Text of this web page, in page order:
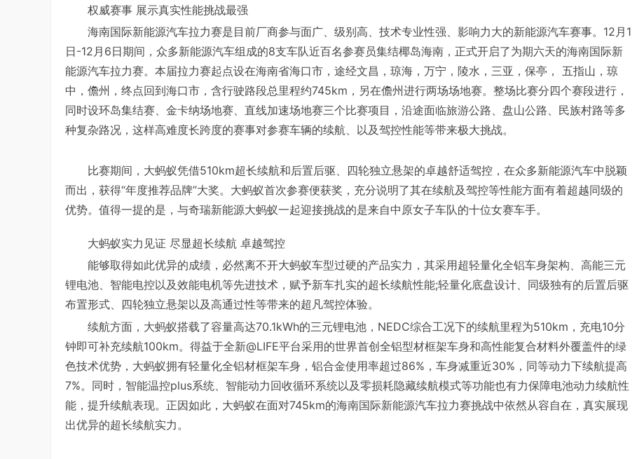
权威赛事 展示真实性能挑战最强
海南国际新能源汽车拉力赛是目前厂商参与面广、级别高、技术专业性强、影响力大的新能源汽车赛事。12月1
日-12月6日期间，众多新能源汽车组成的8支车队近百名参赛员集结椰岛海南，正式开启了为期六天的海南国际新
能源汽车拉力赛。本届拉力赛起点设在海南省海口市，途经文昌，琼海，万宁，陵水，三亚，保亭， 五指山，琼
中，儋州，终点回到海口市，含行驶路段总里程约745km，另在儋州进行两场场地赛。整场比赛分四个赛段进行，
同时设环岛集结赛、金卡纳场地赛、直线加速场地赛三个比赛项目，沿途面临旅游公路、盘山公路、民族村路等多
种复杂路况，这样高难度长跨度的赛事对参赛车辆的续航、以及驾控性能等带来极大挑战。
比赛期间，大蚂蚁凭借510km超长续航和后置后驱、四轮独立悬架的卓越舒适驾控，在众多新能源汽车中脱颖
而出，获得“年度推荐品牌”大奖。大蚂蚁首次参赛便获奖，充分说明了其在续航及驾控等性能方面有着超越同级的
优势。值得一提的是，与奇瑞新能源大蚂蚁一起迎接挑战的是来自中原女子车队的十位女赛车手。
大蚂蚁实力见证 尽显超长续航 卓越驾控
能够取得如此优异的成绩，必然离不开大蚂蚁车型过硬的产品实力，其采用超轻量化全铝车身架构、高能三元
锂电池、智能电控以及效能电机等先进技术，赋予新车扎实的超长续航性能;轻量化底盘设计、同级独有的后置后驱
布置形式、四轮独立悬架以及高通过性等带来的超凡驾控体验。
续航方面，大蚂蚁搭载了容量高达70.1kWh的三元锂电池，NEDC综合工况下的续航里程为510km，充电10分
钟即可补充续航100km。得益于全新@LIFE平台采用的世界⾸创全铝型材框架⻋身和⾼性能复合材料外覆盖件的绿
色技术优势，大蚂蚁拥有轻量化全铝材框架车身，铝合金使用率超过86%，车身减重近30%，同等动力下续航提高
7%。同时，智能温控plus系统、智能动力回收循环系统以及零损耗隐藏续航模式等功能也有力保障电池动力续航性
能，提升续航表现。正因如此，大蚂蚁在面对745km的海南国际新能源汽车拉力赛挑战中依然从容自在，真实展现
出优异的超长续航实力。